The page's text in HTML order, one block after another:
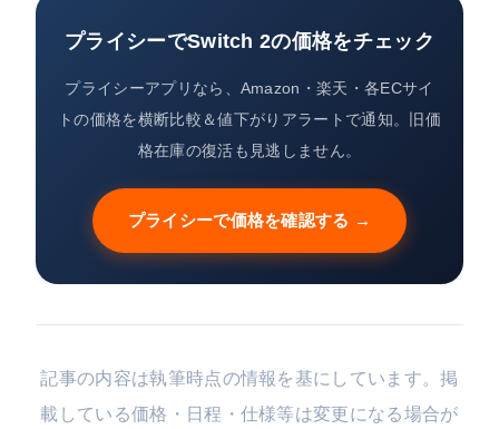
プライシーでSwitch 2の価格をチェック
プライシーアプリなら、Amazon・楽天・各ECサイ
トの価格を横断比較＆値下がりアラートで通知。旧価
格在庫の復活も見逃しません。
プライシーで価格を確認する →
記事の内容は執筆時点の情報を基にしています。掲
載している価格・日程・仕様等は変更になる場合が